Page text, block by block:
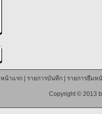
หน้าแรก| รายการบันทึก| รายการยืมห
Copyright © 2013